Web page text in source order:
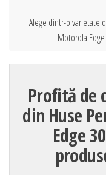
Alege dintr-o varietate
Motorola
Profită de
din Huse
Edge